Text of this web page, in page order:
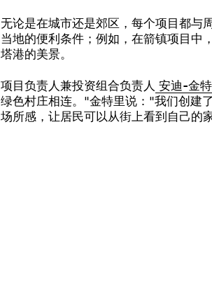
无论是在城市还是郊区，每个项目都与
当地的便利条件；例如，在箭镇项目中
塔港的美景。
项目负责人兼投资组合负责人 安迪-金
绿色村庄相连。"金特里说："我们创建
场所感，让居民可以从街上看到自己的